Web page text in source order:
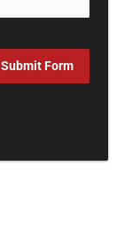
Submit Form